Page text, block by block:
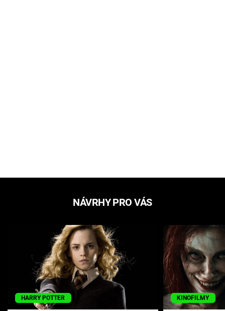
NÁVRHY PRO VÁS
HARRY POTTER KINOFILMY